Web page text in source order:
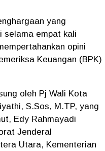
yang
selama empat kali
opini
Keuangan (BPK)
oleh Pj Wali Kota
S.Sos, M.TP, yang
Edy Rahmayadi
Jenderal
Utara, Kementerian